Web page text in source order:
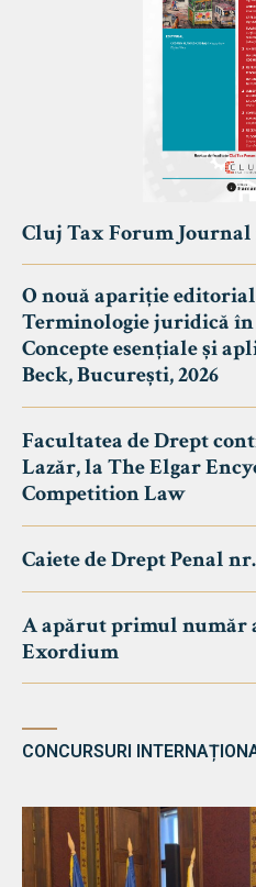
Cluj Tax Forum Journal
O nouă apariție
Terminologie juridică în
Concepte esențiale și
Beck, București, 2026
Facultatea de Drept
Lazăr, la The Elgar
Competition Law
Caiete de Drept Penal
A apărut primul număr
Exordium
CONCURSURI